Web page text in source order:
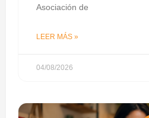
Asociación de
LEER MÁS »
04/08/2026